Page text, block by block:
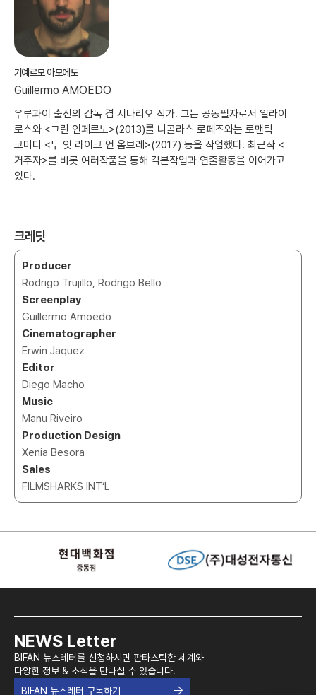
기예르모 아모에도
Guillermo AMOEDO
우루과이 출신의 감독 겸 시나리오 작가. 그는 공동필자로서 일라이
로스와 <그린 인페르노>(2013)를 니콜라스 로페즈와는 로맨틱
코미디 <두 잇 라이크 언 옴브레>(2017) 등을 작업했다. 최근작 <
거주자>를 비롯 여러작품을 통해 각본작업과 연출활동을 이어가고
있다.
크레딧
Producer
Rodrigo Trujillo, Rodrigo Bello
Screenplay
Guillermo Amoedo
Cinematographer
Erwin Jaquez
Editor
Diego Macho
Music
Manu Riveiro
Production Design
Xenia Besora
Sales
FILMSHARKS INT‘L
NEWS Letter
BIFAN 뉴스레터를 신청하시면 판타스틱한 세계와
다양한 정보 & 소식을 만나실 수 있습니다.
BIFAN 뉴스레터 구독하기